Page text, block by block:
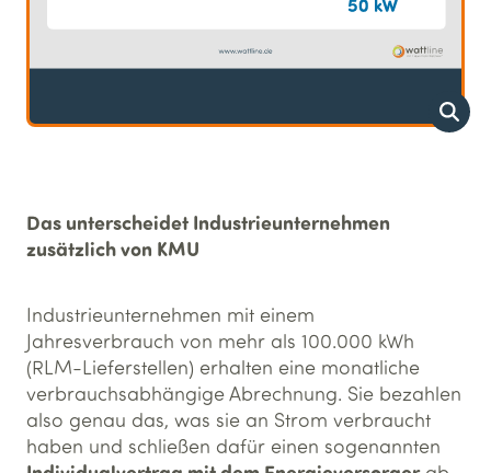
Das unterscheidet Industrieunternehmen
zusätzlich von KMU
Industrieunternehmen mit einem
Jahresverbrauch von mehr als 100.000 kWh
(RLM-Lieferstellen) erhalten eine monatliche
verbrauchsabhängige Abrechnung. Sie bezahlen
also genau das, was sie an Strom verbraucht
haben und schließen dafür einen sogenannten